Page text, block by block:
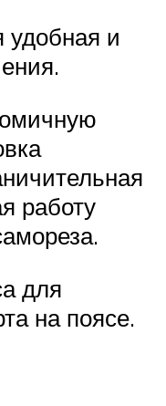
удобная и
работу
для
на поясе.